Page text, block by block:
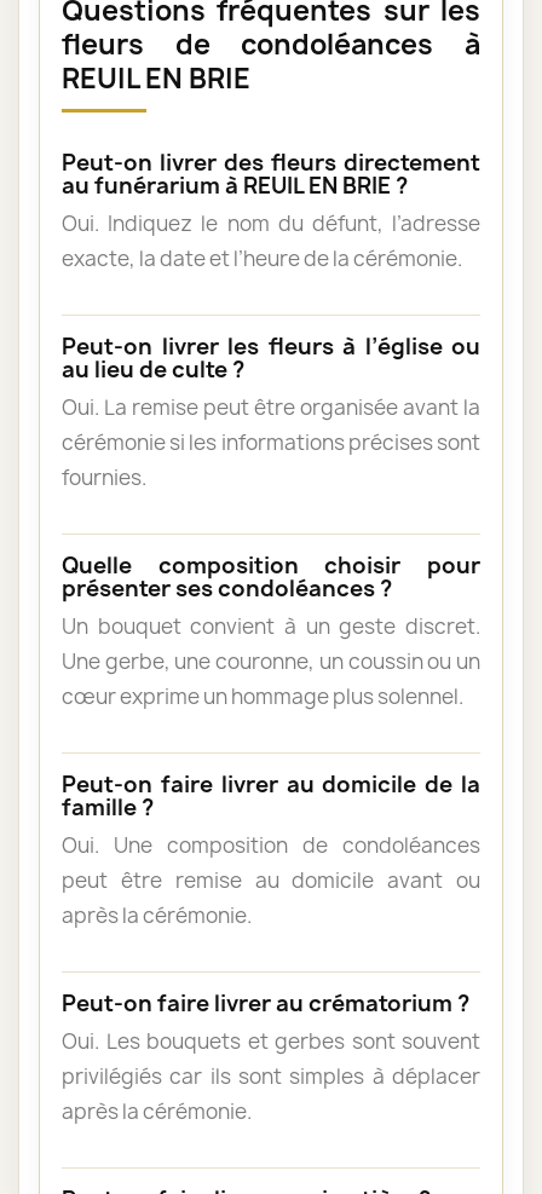
Questions fréquentes sur les
fleurs de condoléances à
REUIL EN BRIE
Peut-on livrer des fleurs directement
au funérarium à REUIL EN BRIE ?
Oui. Indiquez le nom du défunt, l’adresse
exacte, la date et l’heure de la cérémonie.
Peut-on livrer les fleurs à l’église ou
au lieu de culte ?
Oui. La remise peut être organisée avant la
cérémonie si les informations précises sont
fournies.
Quelle composition choisir pour
présenter ses condoléances ?
Un bouquet convient à un geste discret.
Une gerbe, une couronne, un coussin ou un
cœur exprime un hommage plus solennel.
Peut-on faire livrer au domicile de la
famille ?
Oui. Une composition de condoléances
peut être remise au domicile avant ou
après la cérémonie.
Peut-on faire livrer au crématorium ?
Oui. Les bouquets et gerbes sont souvent
privilégiés car ils sont simples à déplacer
après la cérémonie.